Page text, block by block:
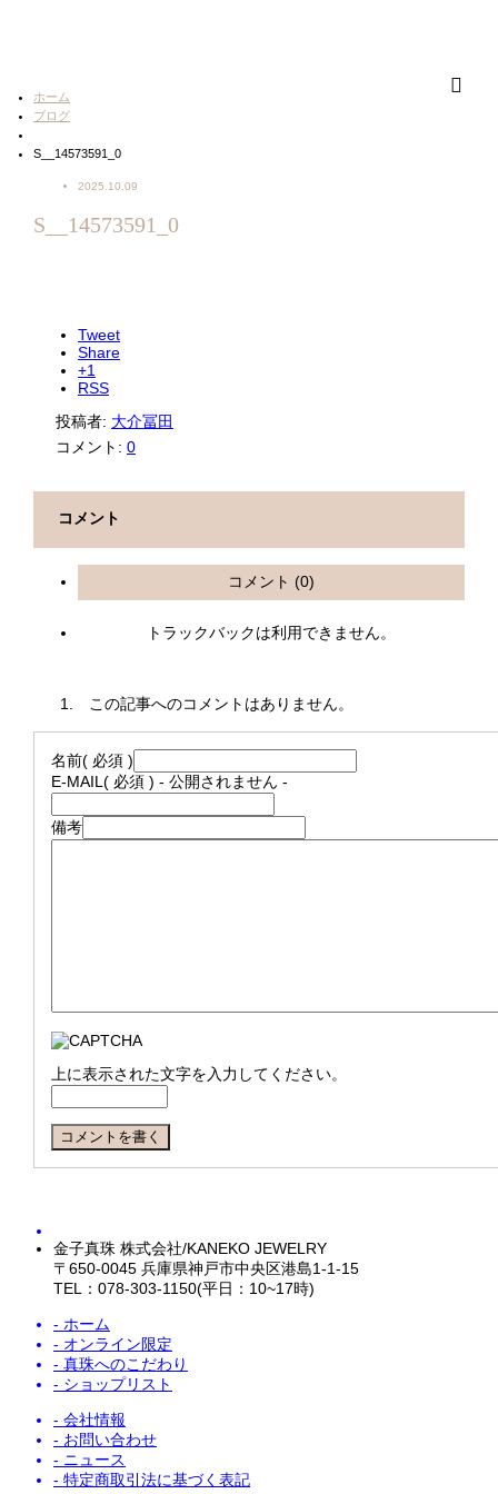
ホーム
ブログ
S__14573591_0
2025.10.09
S__14573591_0
Tweet
Share
+1
RSS
投稿者: 大介冨田
コメント: 0
コメント
コメント (0)
トラックバックは利用できません。
この記事へのコメントはありません。
名前( 必須 )
E-MAIL ( 必須 ) - 公開されません -
備考
上に表示された文字を入力してください。
金子真珠 株式会社/KANEKO JEWELRY
〒650-0045 兵庫県神戸市中央区港島1-1-15
TEL：078-303-1150(平日：10~17時)
- ホーム
- オンライン限定
- 真珠へのこだわり
- ショップリスト
- 会社情報
- お問い合わせ
- ニュース
- 特定商取引法に基づく表記